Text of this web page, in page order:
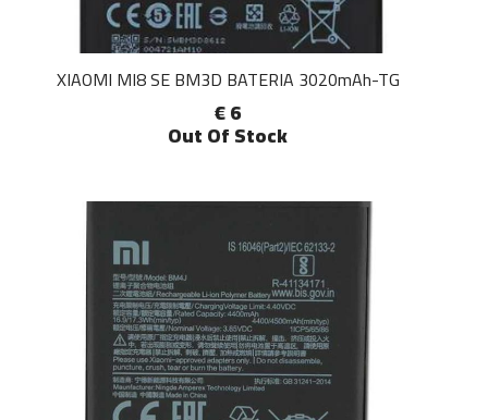
XIAOMI MI8 SE BM3D BATERIA 3020mAh-TG
€ 6
Out Of Stock